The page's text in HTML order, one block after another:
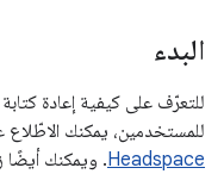
البدء
للتعرّف على كيفية إعادة
للمستخدمين، يمكنك الاطّلاع
Headspace. ويمكنك أيضًا